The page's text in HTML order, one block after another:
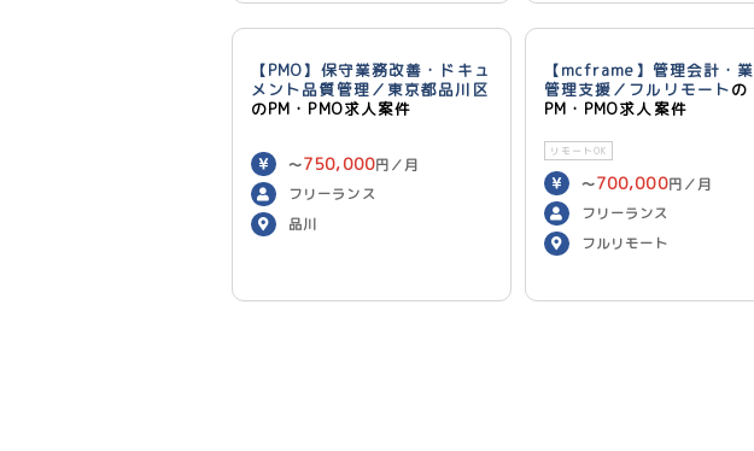
【PMO】保守業務改善・ドキュ
メント品質管理／東京都品川区
のPM・PMO求人案件
〜750,000円／月
フリーランス
品川
【mcframe】管理会計・
管理支援／フルリモートの
PM・PMO求人案件
リモートOK
〜700,000円／月
フリーランス
フルリモート